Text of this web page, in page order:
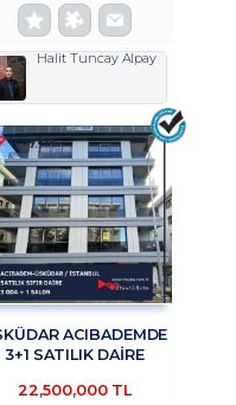
Halit Tuncay Alpay
ACIBADEMDE
3+1 SATILIK DAİRE
22,500,000 TL